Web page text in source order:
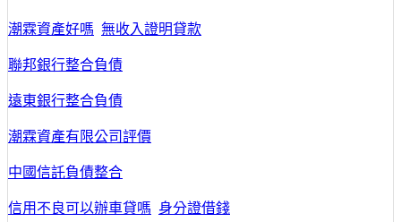
潮霖資產好嗎 無收入證明貸款
聯邦銀行整合負債
遠東銀行整合負債
潮霖資產有限公司評價
中國信託負債整合
信用不良可以辦車貸嗎 身分證借錢